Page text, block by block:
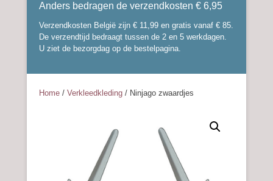
Anders bedragen de verzendkosten € 6,95
Verzendkosten België zijn € 11,99 en gratis vanaf € 85.
De verzendtijd bedraagt tussen de 2 en 5 werkdagen.
U ziet de bezorgdag op de bestelpagina.
Home / Verkleedkleding / Ninjago zwaardjes